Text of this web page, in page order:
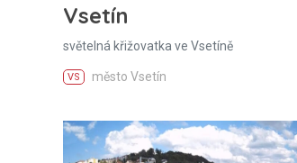
Vsetín
světelná křižovatka ve Vsetíně
VS město Vsetín